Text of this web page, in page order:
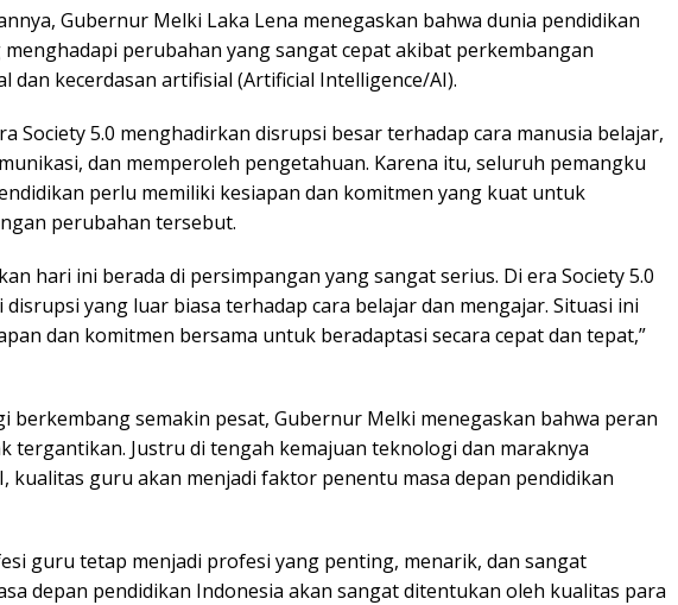
Gubernur Melki Laka Lena menegaskan bahwa dunia pendidikan
menghadapi perubahan yang sangat cepat akibat perkembangan
dan kecerdasan artifisial (Artificial Intelligence/AI).
Society 5.0 menghadirkan disrupsi besar terhadap cara manusia belajar,
dan memperoleh pengetahuan. Karena itu, seluruh pemangku
perlu memiliki kesiapan dan komitmen yang kuat untuk
perubahan tersebut.
hari ini berada di persimpangan yang sangat serius. Di era Society 5.0
disrupsi yang luar biasa terhadap cara belajar dan mengajar. Situasi ini
dan komitmen bersama untuk beradaptasi secara cepat dan tepat,”
berkembang semakin pesat, Gubernur Melki menegaskan bahwa peran
tergantikan. Justru di tengah kemajuan teknologi dan maraknya
kualitas guru akan menjadi faktor penentu masa depan pendidikan
guru tetap menjadi profesi yang penting, menarik, dan sangat
depan pendidikan Indonesia akan sangat ditentukan oleh kualitas para